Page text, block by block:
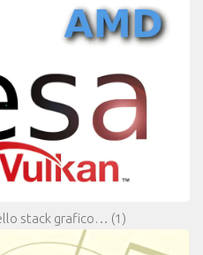
stack grafico… (1)